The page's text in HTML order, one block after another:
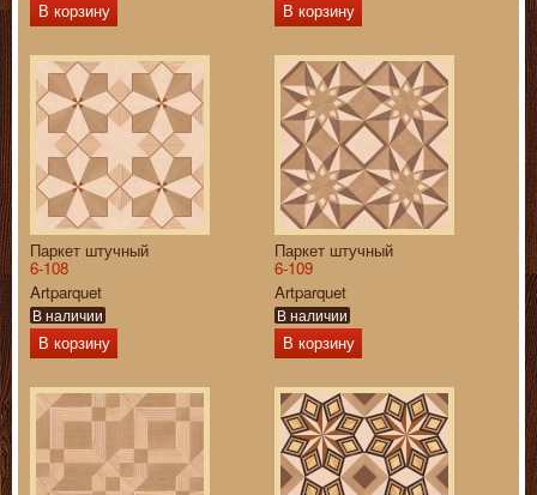
В корзину В корзину
Паркет штучный
6-108
Artparquet
В наличии
В корзину
Паркет штучный
6-109
Artparquet
В наличии
В корзину